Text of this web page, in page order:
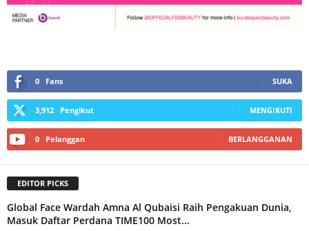
0 Fans SUKA
3,912 Pengikut MENGIKUTI
0 Pelanggan BERLANGGANAN
EDITOR PICKS
Global Face Wardah Amna Al Qubaisi Raih Pengakuan Dunia,
Masuk Daftar Perdana TIME100 Most...